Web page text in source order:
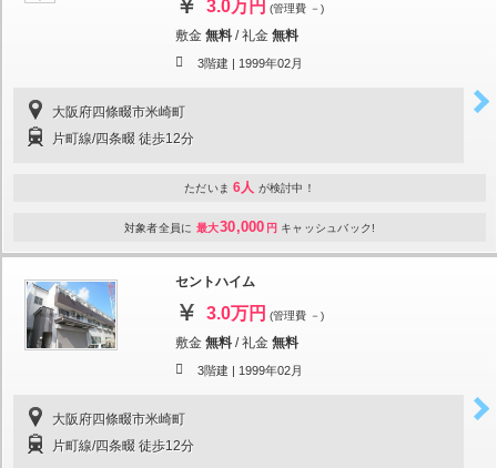
3.0万円 (管理費 －)
敷金 無料 /礼金 無料
3階建 | 1999年02月
大阪府四條畷市米崎町
片町線/四条畷 徒歩12分
ただいま 6人 が検討中！
対象者全員に 最大30,000 円 キャッシュバック!
セントハイム
3.0万円 (管理費 －)
敷金 無料 /礼金 無料
3階建 | 1999年02月
大阪府四條畷市米崎町
片町線/四条畷 徒歩12分